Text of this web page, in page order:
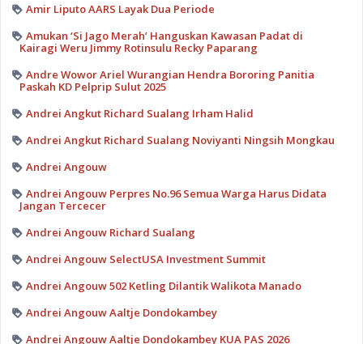
Amir Liputo AARS Layak Dua Periode
Amukan ‘Si Jago Merah’ Hanguskan Kawasan Padat di
Kairagi Weru Jimmy Rotinsulu Recky Paparang
Andre Wowor Ariel Wurangian Hendra Bororing Panitia
Paskah KD Pelprip Sulut 2025
Andrei Angkut Richard Sualang Irham Halid
Andrei Angkut Richard Sualang Noviyanti Ningsih Mongkau
Andrei Angouw
Andrei Angouw Perpres No.96 Semua Warga Harus Didata
Jangan Tercecer
Andrei Angouw Richard Sualang
Andrei Angouw SelectUSA Investment Summit
Andrei Angouw 502 Ketling Dilantik Walikota Manado
Andrei Angouw Aaltje Dondokambey
Andrei Angouw Aaltje Dondokambey KUA PAS 2026